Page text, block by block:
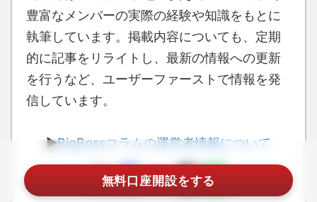
豊富なメンバーの実際の経験や知識をもとに
執筆しています。掲載内容についても、定期
的に記事をリライトし、最新の情報への更新
を行うなど、ユーザーファーストで情報を発
信しています。
▶BigBossコラムの運営者情報について
無料口座開設をする